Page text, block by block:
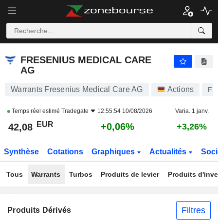
FRESENIUS MEDICAL CARE
AG
Warrants Fresenius Medical Care AG Actions
Temps réel estimé Tradegate 12:55:54 10/08/2026 Varia. 1 janv.
42,08 EUR +0,06% +3,26%
Synthèse Cotations Graphiques Actualités
Tous Warrants Turbos Produits de levier Produits
Produits Dérivés Filtres